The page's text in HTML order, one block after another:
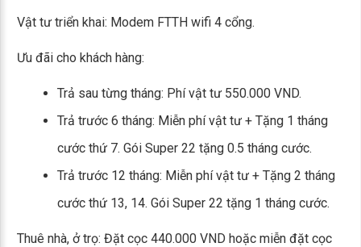
Vật tư triển khai: Modem FTTH wifi 4 cổng.
Ưu đãi cho khách hàng:
Trả sau từng tháng: Phí vật tư 550.000 VND.
Trả trước 6 tháng: Miễn phí vật tư + Tặng 1 tháng
cước thứ 7. Gói Super 22 tặng 0.5 tháng cước.
Trả trước 12 tháng: Miễn phí vật tư + Tặng 2 tháng
cước thứ 13, 14. Gói Super 22 tặng 1 tháng cước.
Thuê nhà, ở trọ: Đặt cọc 440.000 VND hoặc miễn đặt cọc